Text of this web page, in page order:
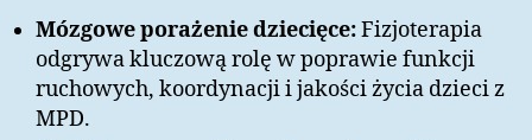
Mózgowe porażenie dziecięce:Fizjoterapia
odgrywa kluczową rolę w poprawie funkcji
ruchowych, koordynacji i jakości życia dzieci z
MPD.